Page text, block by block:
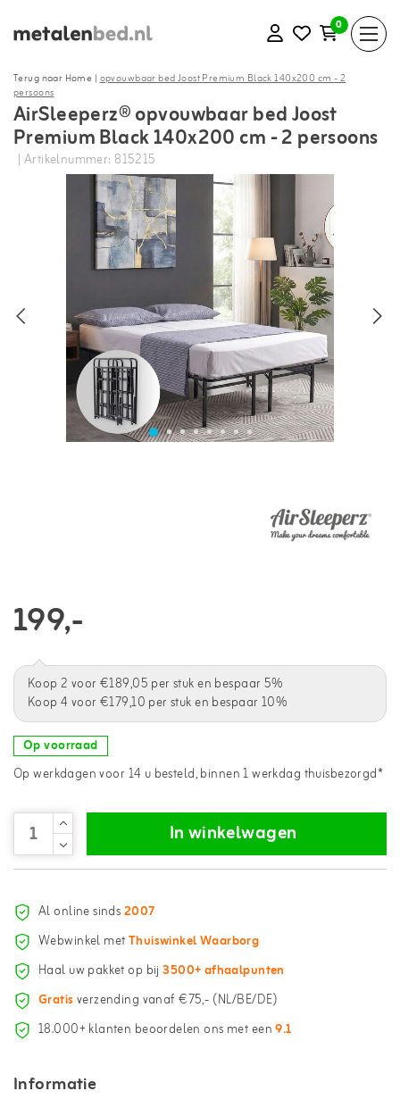
0
Terug naar Home |opvouwbaar bed Joost Premium Black 140x200 cm - 2
persoons
AirSleeperz® opvouwbaar bed Joost
Premium Black 140x200 cm - 2 persoons
| Artikelnummer: 815215
199,-
Koop 2 voor €189,05 per stuk en bespaar 5%
Koop 4 voor €179,10 per stuk en bespaar 10%
Op voorraad
Op werkdagen voor 14 u besteld, binnen 1 werkdag thuisbezorgd*
In winkelwagen
Al online sinds2007
Webwinkel metThuiswinkel Waarborg
Haal uw pakket op bij3500+ afhaalpunten
Gratisverzending vanaf €75,- (NL/BE/DE)
18.000+ klanten beoordelen ons met een9.1
Informatie